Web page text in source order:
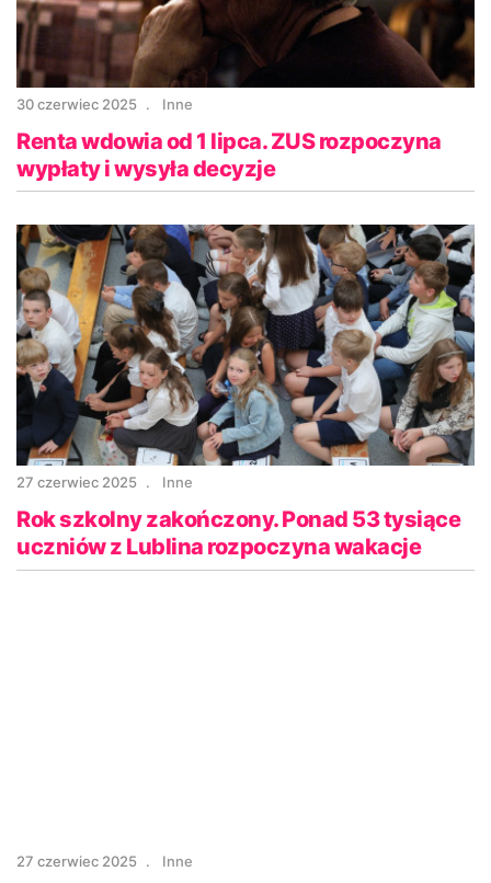
30 czerwiec 2025 Inne
Renta wdowia od 1 lipca. ZUS rozpoczyna
wypłaty i wysyła decyzje
27 czerwiec 2025 Inne
Rok szkolny zakończony. Ponad 53 tysiące
uczniów z Lublina rozpoczyna wakacje
27 czerwiec 2025 Inne